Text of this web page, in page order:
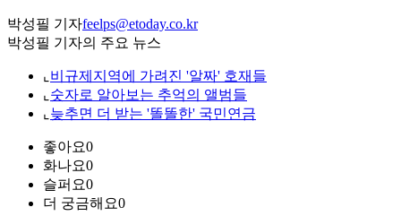
박성필 기자feelps@etoday.co.kr
박성필 기자의 주요 뉴스
⌞ 비규제지역에 가려진 '알짜' 호재들
⌞ 숫자로 알아보는 추억의 앨범들
⌞ 늦추면 더 받는 '똘똘한' 국민연금
좋아요0
화나요0
슬퍼요0
더 궁금해요0